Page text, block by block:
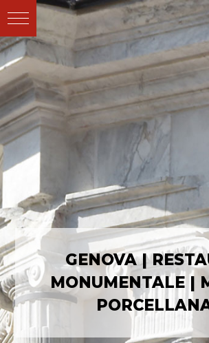
GENOVA |
MONUMENTALE |